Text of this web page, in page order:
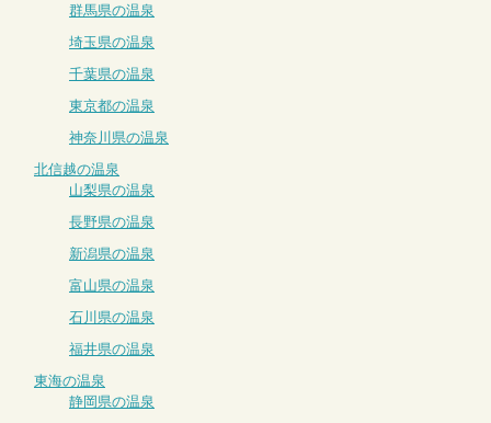
群馬県の温泉
埼玉県の温泉
千葉県の温泉
東京都の温泉
神奈川県の温泉
北信越の温泉
山梨県の温泉
長野県の温泉
新潟県の温泉
富山県の温泉
石川県の温泉
福井県の温泉
東海の温泉
静岡県の温泉